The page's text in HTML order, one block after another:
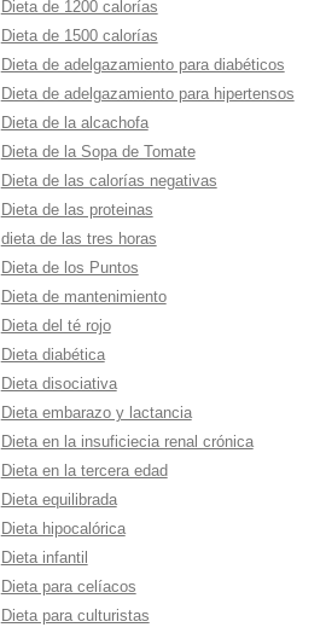
Dieta de 1200 calorí­as
Dieta de 1500 calorí­as
Dieta de adelgazamiento para diabéticos
Dieta de adelgazamiento para hipertensos
Dieta de la alcachofa
Dieta de la Sopa de Tomate
Dieta de las calorí­as negativas
Dieta de las proteinas
dieta de las tres horas
Dieta de los Puntos
Dieta de mantenimiento
Dieta del té rojo
Dieta diabética
Dieta disociativa
Dieta embarazo y lactancia
Dieta en la insuficiecia renal crónica
Dieta en la tercera edad
Dieta equilibrada
Dieta hipocalórica
Dieta infantil
Dieta para celí­acos
Dieta para culturistas